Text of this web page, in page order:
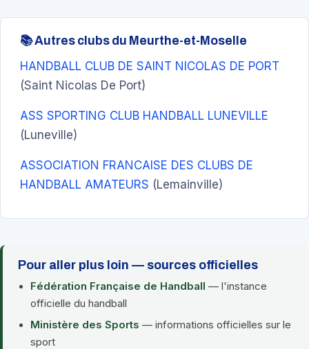
📚 Autres clubs du Meurthe-et-Moselle
HANDBALL CLUB DE SAINT NICOLAS DE PORT
(Saint Nicolas De Port)
ASS SPORTING CLUB HANDBALL LUNEVILLE
(Luneville)
ASSOCIATION FRANCAISE DES CLUBS DE
HANDBALL AMATEURS (Lemainville)
Pour aller plus loin — sources officielles
Fédération Française de Handball — l'instance
officielle du handball
Ministère des Sports — informations officielles sur le
sport